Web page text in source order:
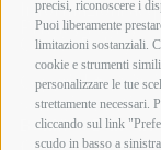
precisi, riconoscere i
Puoi liberamente
limitazioni sostanziali.
cookie e strumenti
personalizzare le tue
strettamente necessari.
cliccando sul link
scudo in basso a
Informazioni
Privacy Policy
Cookie Policy
Copyright @
sono riservati
Bonifico